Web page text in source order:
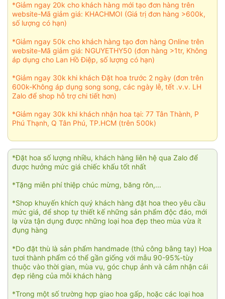
*Giảm ngay 20k cho khách hàng mới tạo đơn hàng trên
website-Mã giảm giá: KHACHMOI (Giá trị đơn hàng >600k,
số lượng có hạn)
*Giảm ngay 50k cho khách hàng tạo đơn hàng Online trên
website-Mã giảm giá: NGUYETHY50 (đơn hàng >1tr, Không
áp dụng cho Lan Hồ Điệp, số lượng có hạn)
*Giảm ngay 30k khi khách Đặt hoa trước 2 ngày (đơn trên
600k-Không áp dụng song song, các ngày lễ, tết .v.v. LH
Zalo để shop hỗ trợ chi tiết hơn)
*Giảm ngay 30k khi khách nhận hoa tại: 77 Tân Thành, P
Phú Thạnh, Q Tân Phú, TP.HCM (trên 500k)
*Đặt hoa số lượng nhiều, khách hàng liên hệ qua Zalo để
được hưởng mức giá chiếc khấu tốt nhất
*Tặng miễn phí thiệp chúc mừng, băng rôn,...
*Shop khuyến khích quý khách hàng đặt hoa theo yêu cầu
mức giá, để shop tự thiết kế những sản phẩm độc đáo, mới
lạ vừa tận dụng được những loại hoa đẹp theo mùa vừa ít
đụng hàng
*Do đặt thù là sản phẩm handmade (thủ công bằng tay) Hoa
tươi thành phẩm có thể gần giống với mẫu 90-95%-tùy
thuộc vào thời gian, mùa vụ, góc chụp ảnh và cảm nhận cái
đẹp riêng của mỗi khách hàng
*Trong một số trường hợp giao hoa gấp, hoặc các loại hoa